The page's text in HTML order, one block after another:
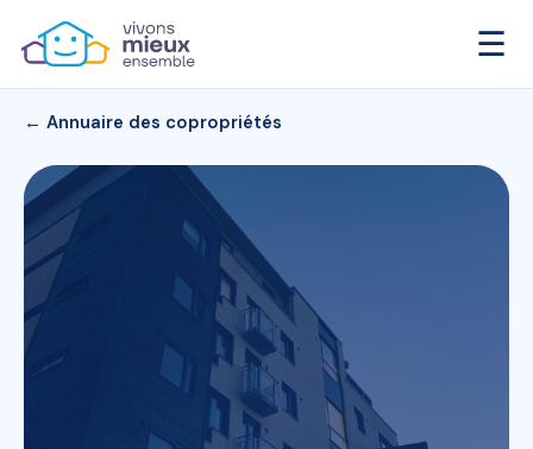
☰
← Annuaire des copropriétés